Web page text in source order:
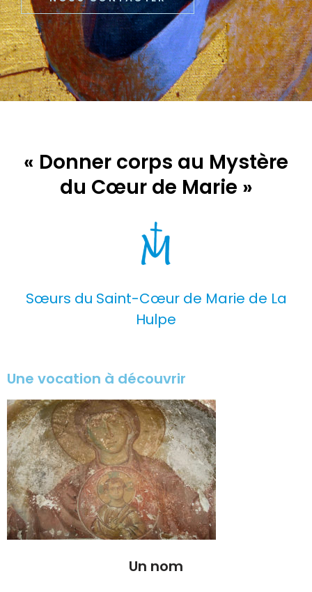
« Donner corps au Mystère
du Cœur de Marie »
Sœurs du Saint-Cœur de Marie de La
Hulpe
Une vocation à découvrir
Un nom